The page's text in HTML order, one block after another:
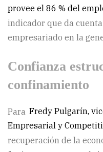
provee el 86 % del
indicador que da
empresariado en la
Confianza
confinamiento
Para Fredy Pulgarín,
Empresarial y
recuperación de la